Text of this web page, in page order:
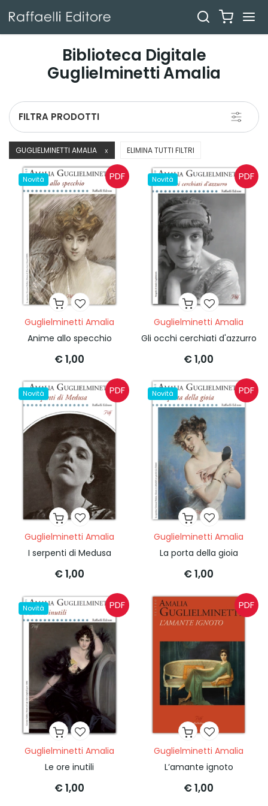
Biblioteca Digitale
Guglielminetti Amalia
Toggle
FILTRA PRODOTTI
GUGLIELMINETTI AMALIA X ELIMINA TUTTI FILTRI
Novità PDF
Guglielminetti Amalia
Anime allo specchio
€ 1,00
Novità PDF
Guglielminetti Amalia
Gli occhi cerchiati d'azzurro
€ 1,00
Novità PDF
Guglielminetti Amalia
I serpenti di Medusa
€ 1,00
Novità PDF
Guglielminetti Amalia
La porta della gioia
€ 1,00
Novità PDF
Guglielminetti Amalia
Le ore inutili
€ 1,00
PDF
Guglielminetti Amalia
L’amante ignoto
€ 1,00